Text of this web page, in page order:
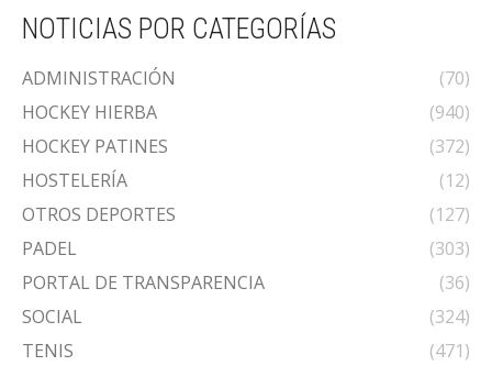
NOTICIAS POR CATEGORÍAS
ADMINISTRACIÓN
(70)
HOCKEY HIERBA
(940)
HOCKEY PATINES
(372)
HOSTELERÍA
(12)
OTROS DEPORTES
(127)
PADEL
(303)
PORTAL DE TRANSPARENCIA
(36)
SOCIAL
(324)
TENIS
(471)